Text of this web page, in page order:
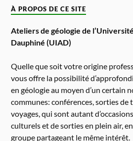
À PROPOS DE CE SITE
Ateliers de géologie de
Dauphiné (UIAD)
Quelle que soit votre origine
vous offre la possibilité
en géologie au moyen d’un certain
communes: conférences, sorties de
voyages, qui sont autant
culturels et de sorties en plein air,
groupe partageant le même intérêt.